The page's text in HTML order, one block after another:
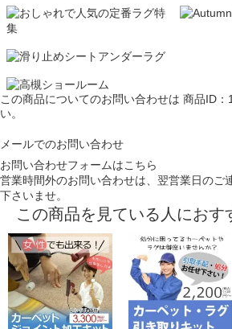
この商品についてのお問い合わせは 商品ID：
い。
メールでのお問い合わせ
お問い合わせフォームはこちら
営業時間外のお問い合わせは、翌営業日のご
下さいませ。
この商品を見ている人におす